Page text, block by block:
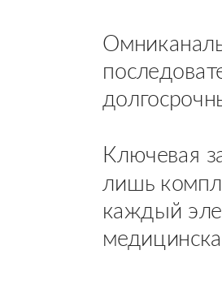
Ключевая
лишь
каждый